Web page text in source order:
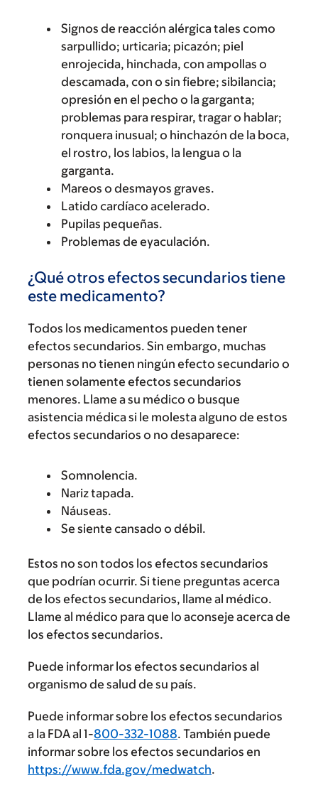
Signos de reacción alérgica tales como
sarpullido; urticaria; picazón; piel
enrojecida, hinchada, con ampollas o
descamada, con o sin fiebre; sibilancia;
opresión en el pecho o la garganta;
problemas para respirar, tragar o hablar;
ronquera inusual; o hinchazón de la boca,
el rostro, los labios, la lengua o la
garganta.
Mareos o desmayos graves.
Latido cardíaco acelerado.
Pupilas pequeñas.
Problemas de eyaculación.
¿Qué otros efectos secundarios tiene
este medicamento?
Todos los medicamentos pueden tener
efectos secundarios. Sin embargo, muchas
personas no tienen ningún efecto secundario o
tienen solamente efectos secundarios
menores. Llame a su médico o busque
asistencia médica si le molesta alguno de estos
efectos secundarios o no desaparece:
Somnolencia.
Nariz tapada.
Náuseas.
Se siente cansado o débil.
Estos no son todos los efectos secundarios
que podrían ocurrir. Si tiene preguntas acerca
de los efectos secundarios, llame al médico.
Llame al médico para que lo aconseje acerca de
los efectos secundarios.
Puede informar los efectos secundarios al
organismo de salud de su país.
Puede informar sobre los efectos secundarios
a la FDA al 1-800-332-1088. También puede
informar sobre los efectos secundarios en
https://www.fda.gov/medwatch.